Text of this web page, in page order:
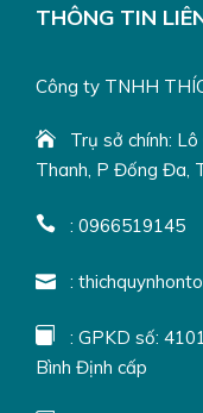
Lịch Trình
NGÀY 1: ĐÓN
Chiều:Xe và HDV
sân bay. Bắt đầu
THÔNG TIN
Công ty TNHH
Trụ sở chính:
Thanh, P Đống Đa,
: 0966519145
:
: GPKD số:
Bình Định cấp